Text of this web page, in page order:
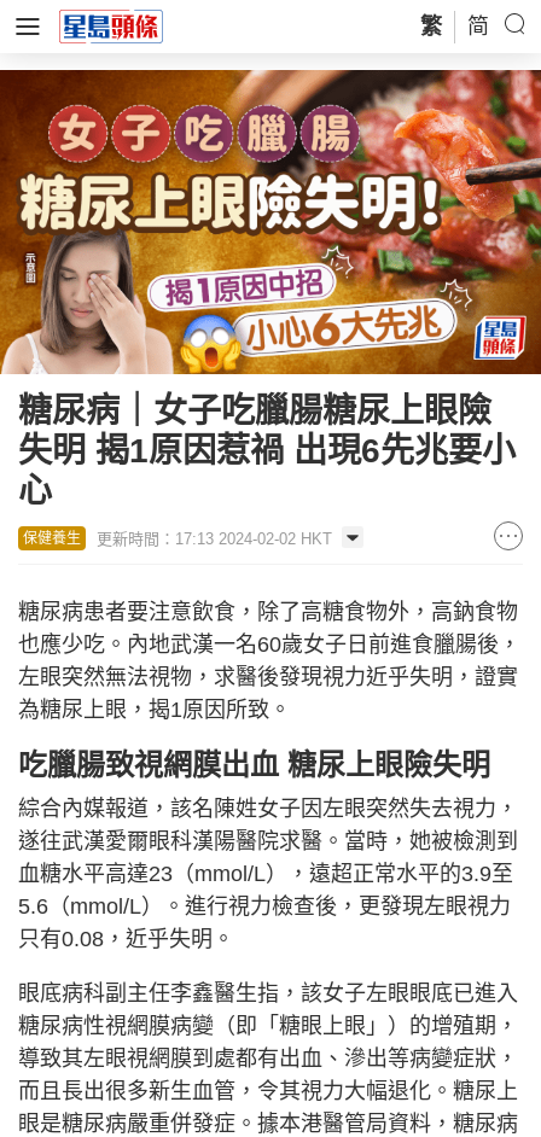
繁 简
糖尿病｜女子吃臘腸糖尿上眼險
失明 揭1原因惹禍 出現6先兆要小
心
保健養生 更新時間：17:13 2024-02-02 HKT
糖尿病患者要注意飲食，除了高糖食物外，高鈉食物
也應少吃。內地武漢一名60歲女子日前進食臘腸後，
左眼突然無法視物，求醫後發現視力近乎失明，證實
為糖尿上眼，揭1原因所致。
吃臘腸致視網膜出血 糖尿上眼險失明
綜合內媒報道，該名陳姓女子因左眼突然失去視力，
遂往武漢愛爾眼科漢陽醫院求醫。當時，她被檢測到
血糖水平高達23（mmol/L），遠超正常水平的3.9至
5.6（mmol/L）。進行視力檢查後，更發現左眼視力
只有0.08，近乎失明。
眼底病科副主任李鑫醫生指，該女子左眼眼底已進入
糖尿病性視網膜病變（即「糖眼上眼」）的增殖期，
導致其左眼視網膜到處都有出血、滲出等病變症狀，
而且長出很多新生血管，令其視力大幅退化。糖尿上
眼是糖尿病嚴重併發症。據本港醫管局資料，糖尿病